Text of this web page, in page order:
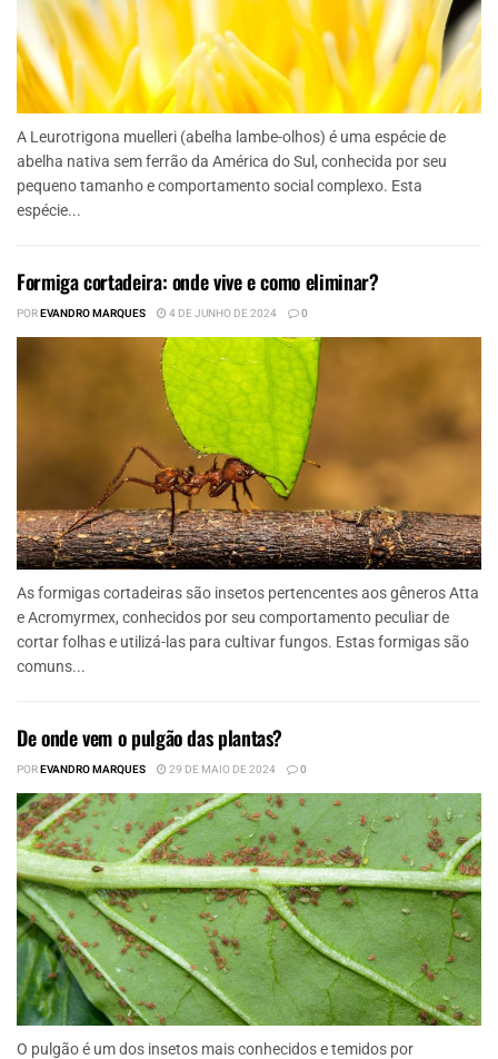
A Leurotrigona muelleri (abelha lambe-olhos) é uma espécie de
abelha nativa sem ferrão da América do Sul, conhecida por seu
pequeno tamanho e comportamento social complexo. Esta
espécie...
Formiga cortadeira: onde vive e como eliminar?
POREVANDRO MARQUES 4 DE JUNHO DE 2024 0
As formigas cortadeiras são insetos pertencentes aos gêneros Atta
e Acromyrmex, conhecidos por seu comportamento peculiar de
cortar folhas e utilizá-las para cultivar fungos. Estas formigas são
comuns...
De onde vem o pulgão das plantas?
POREVANDRO MARQUES 29 DE MAIO DE 2024 0
O pulgão é um dos insetos mais conhecidos e temidos por